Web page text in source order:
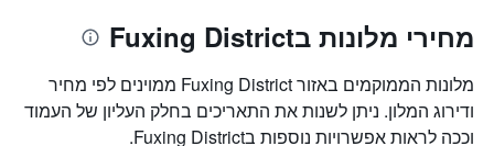
החדר
הממוצע
שנמצא
בשלושת
הימים
מחירי מלונות בFuxing District
מלונות הממוקמים באזור Fuxing District ממוינים לפי מחיר
ודירוג המלון. ניתן לשנות את התאריכים בחלק העליון של העמוד
וככה לראות אפשרויות נוספות בFuxing District.